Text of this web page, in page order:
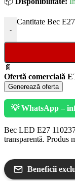
-
Cantitate Bec
📄
Ofertă comercială
Generează oferta
💡 WhatsApp –
Bec LED E27
transparentă. Produs
Beneficii